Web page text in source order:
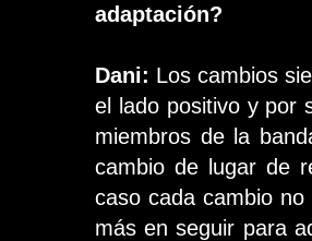
adaptación?
Dani: Los cambios
el lado positivo y por
miembros de la
cambio de lugar de
caso cada cambio
más en seguir para